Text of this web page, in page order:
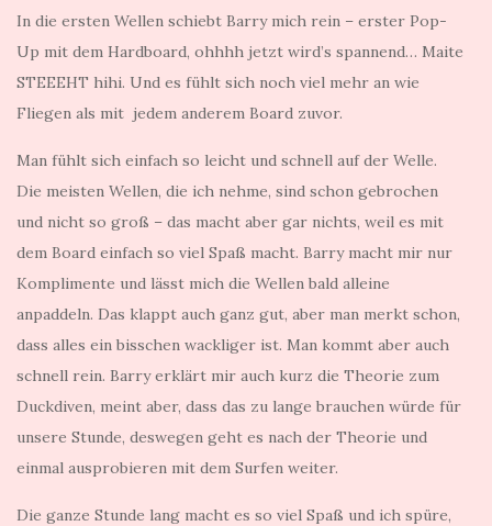
In die ersten Wellen schiebt Barry mich rein – erster Pop-
Up mit dem Hardboard, ohhhh jetzt wird’s spannend… Maite
STEEEHT hihi. Und es fühlt sich noch viel mehr an wie
Fliegen als mit jedem anderem Board zuvor.
Man fühlt sich einfach so leicht und schnell auf der Welle.
Die meisten Wellen, die ich nehme, sind schon gebrochen
und nicht so groß – das macht aber gar nichts, weil es mit
dem Board einfach so viel Spaß macht. Barry macht mir nur
Komplimente und lässt mich die Wellen bald alleine
anpaddeln. Das klappt auch ganz gut, aber man merkt schon,
dass alles ein bisschen wackliger ist. Man kommt aber auch
schnell rein. Barry erklärt mir auch kurz die Theorie zum
Duckdiven, meint aber, dass das zu lange brauchen würde für
unsere Stunde, deswegen geht es nach der Theorie und
einmal ausprobieren mit dem Surfen weiter.
Die ganze Stunde lang macht es so viel Spaß und ich spüre,